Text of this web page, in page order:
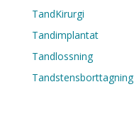
TandKirurgi
Tandimplantat
Tandlossning
Tandstensborttagning